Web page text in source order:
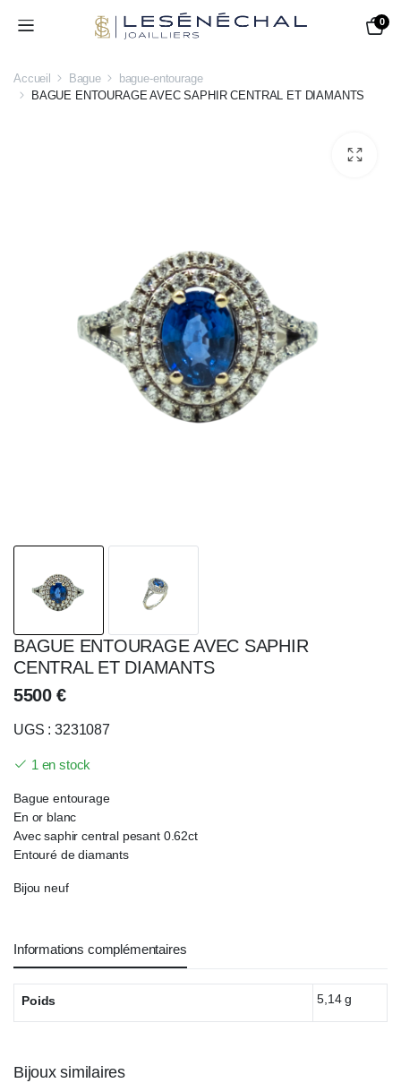
0
Accueil Bague
bague-entourage
BAGUE ENTOURAGE AVEC SAPHIR CENTRAL ET DIAMANTS
BAGUE ENTOURAGE AVEC SAPHIR
CENTRAL ET DIAMANTS
5500 €
UGS : 3231087
1 en stock
Bague entourage
En or blanc
Avec saphir central pesant 0.62ct
Entouré de diamants
Bijou neuf
Informations complémentaires
Poids 5,14 g
Bijoux similaires